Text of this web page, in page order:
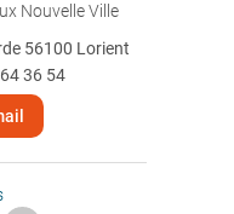
Nouvelle Ville
56100 Lorient
36 54